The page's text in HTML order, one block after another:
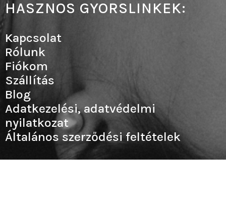
HASZNOS GYORSLINKEK:
Kapcsolat
Rólunk
Fiókom
Szállítás
Blog
Adatkezelési, adatvédelmi
nyilatkozat
Általános szerződési feltételek